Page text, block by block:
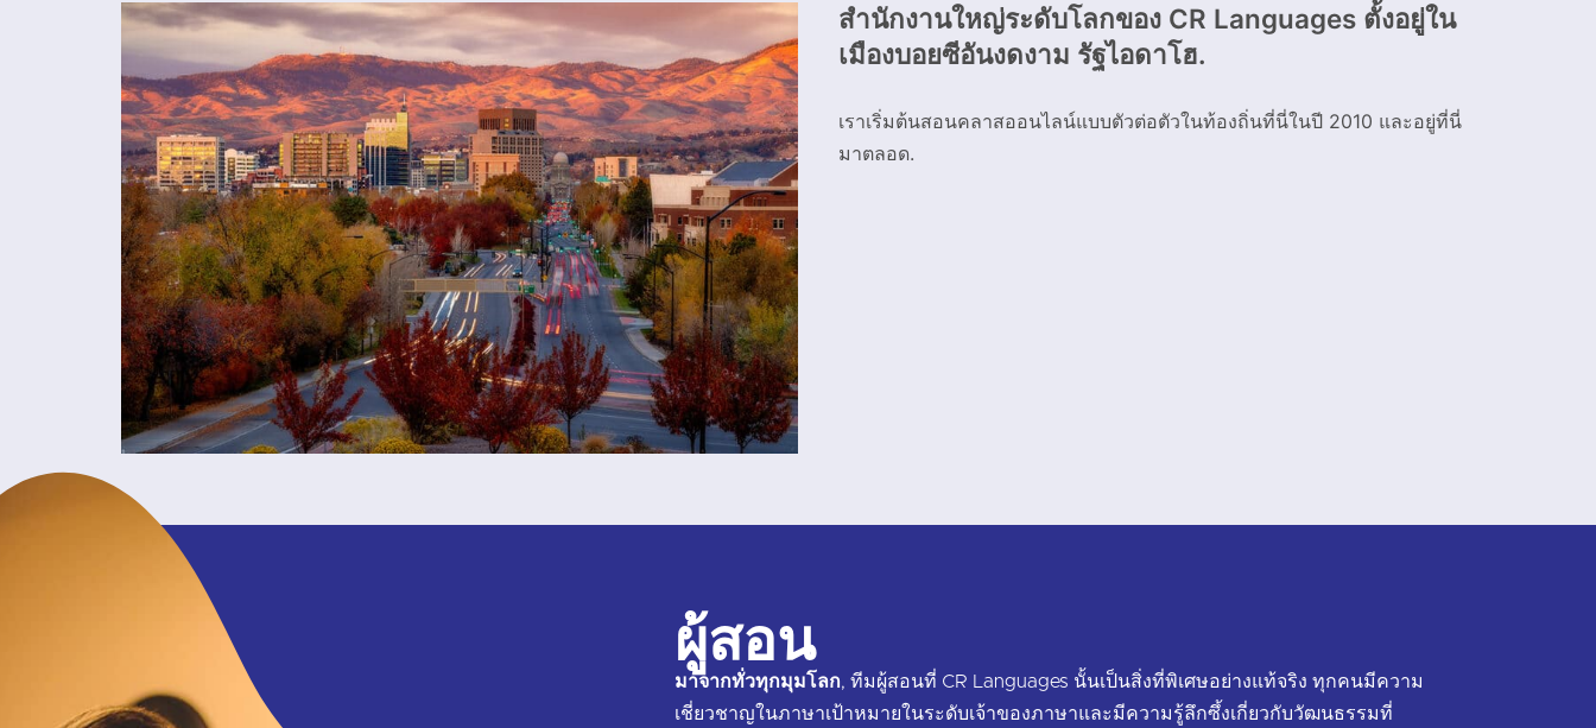
สำนักงานใหญ่ระดับโลกของ CR Languages ตั้งอยู่ใน
เมืองบอยซีอันงดงาม รัฐไอดาโฮ.
เราเริ่มต้นสอนคลาสออนไลน์แบบตัวต่อตัวในท้องถิ่นที่นี่ในปี 2010 และอยู่ที่นี่
มาตลอด.
ผู้สอน
มาจากทั่วทุกมุมโลก, ทีมผู้สอนที่ CR Languages นั้นเป็นสิ่งที่พิเศษอย่างแท้จริง ทุกคนมีความ
เชี่ยวชาญในภาษาเป้าหมายในระดับเจ้าของภาษาและมีความรู้ลึกซึ้งเกี่ยวกับวัฒนธรรมที่